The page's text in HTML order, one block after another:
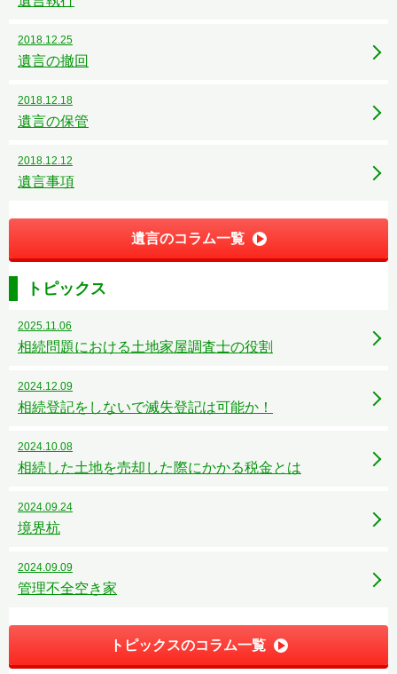
2018.12.25
遺言の撤回
2018.12.18
遺言の保管
2018.12.12
遺言事項
遺言のコラム一覧
トピックス
2025.11.06
相続問題における土地家屋調査士の役割
2024.12.09
相続登記をしないで滅失登記は可能か！
2024.10.08
相続した土地を売却した際にかかる税金とは
2024.09.24
境界杭
2024.09.09
管理不全空き家
トピックスのコラム一覧